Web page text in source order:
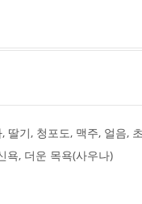
딸기, 청포도, 맥주, 얼음,
욕, 더운 목욕(사우나)